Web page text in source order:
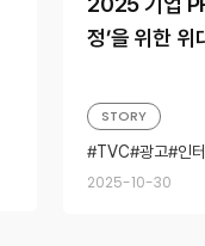
정’을 위한 위
2025-10-30
STORY
TVC 광고 인